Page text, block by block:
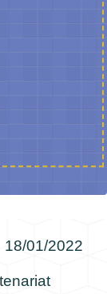
18/01/2022